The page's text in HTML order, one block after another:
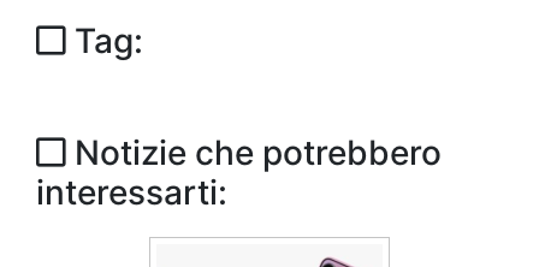
Tag:
Notizie che potrebbero
interessarti: